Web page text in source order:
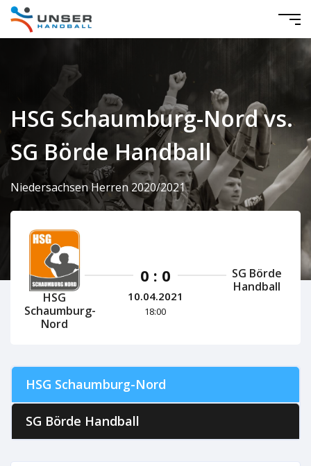
HSG Schaumburg-Nord vs.
SG Börde Handball
Niedersachsen Herren 2020/2021
HSG
Schaumburg-
Nord
0 : 0
10.04.2021
18:00
SG Börde
Handball
HSG Schaumburg-Nord
SG Börde Handball